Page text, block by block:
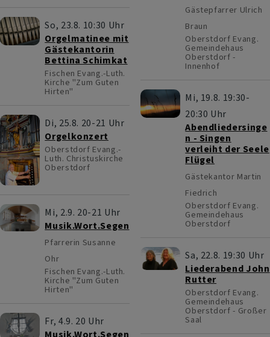
So, 23.8. 10:30 Uhr
Orgelmatinee mit
Gästekantorin
Bettina Schimkat
Fischen Evang.-Luth.
Kirche "Zum Guten
Hirten"
Di, 25.8. 20-21 Uhr
Orgelkonzert
Oberstdorf Evang.-
Luth. Christuskirche
Oberstdorf
Mi, 2.9. 20-21 Uhr
Musik.Wort.Segen
Pfarrerin Susanne
Ohr
Fischen Evang.-Luth.
Kirche "Zum Guten
Hirten"
Fr, 4.9. 20 Uhr
Gästepfarrer Ulrich
Braun
Oberstdorf Evang.
Gemeindehaus
Oberstdorf -
Innenhof
Mi, 19.8. 19:30-
20:30 Uhr
Abendliedersinge
n - Singen
verleiht der Seele
Flügel
Gästekantor Martin
Fiedrich
Oberstdorf Evang.
Gemeindehaus
Oberstdorf
Sa, 22.8. 19:30 Uhr
Liederabend John
Rutter
Oberstdorf Evang.
Gemeindehaus
Oberstdorf - Großer
Saal